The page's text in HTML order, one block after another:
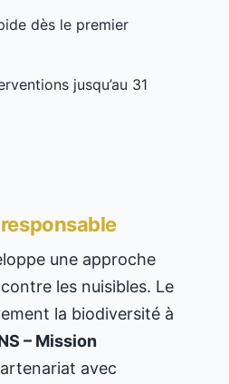
dès le premier
jusqu’au 31
une approche
les nuisibles. Le
la biodiversité à
– Mission
avec